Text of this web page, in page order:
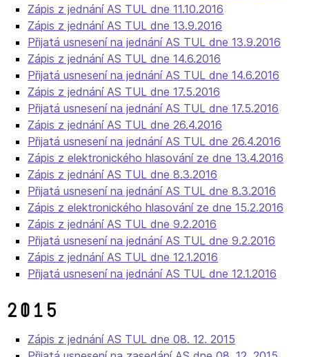
Zápis z jednání AS TUL dne 11.10.2016
Zápis z jednání AS TUL dne 13.9.2016
Přijatá usnesení na jednání AS TUL dne 13.9.2016
Zápis z jednání AS TUL dne 14.6.2016
Přijatá usnesení na jednání AS TUL dne 14.6.2016
Zápis z jednání AS TUL dne 17.5.2016
Přijatá usnesení na jednání AS TUL dne 17.5.2016
Zápis z jednání AS TUL dne 26.4.2016
Přijatá usnesení na jednání AS TUL dne 26.4.2016
Zápis z elektronického hlasování ze dne 13.4.2016
Zápis z jednání AS TUL dne 8.3.2016
Přijatá usnesení na jednání AS TUL dne 8.3.2016
Zápis z elektronického hlasování ze dne 15.2.2016
Zápis z jednání AS TUL dne 9.2.2016
Přijatá usnesení na jednání AS TUL dne 9.2.2016
Zápis z jednání AS TUL dne 12.1.2016
Přijatá usnesení na jednání AS TUL dne 12.1.2016
2015
Zápis z jednání AS TUL dne 08. 12. 2015